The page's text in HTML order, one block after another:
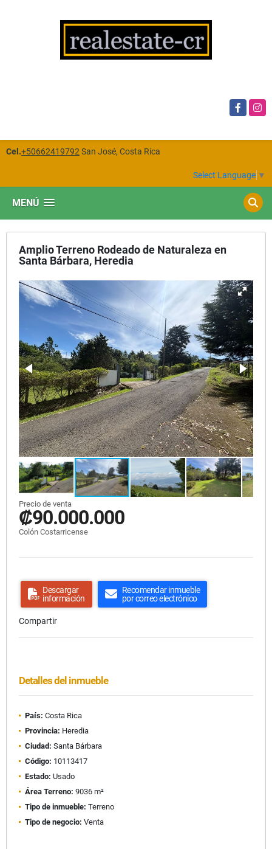
Facebook
Cel.+50662419792 San José, Costa Rica
Select Language ▼
MENÚ
Amplio Terreno Rodeado de Naturaleza en
Santa Bárbara, Heredia
Precio de venta
₡90.000.000
Colón Costarricense
Descargar
información
Recomendar inmueble
por correo electrónico
Compartir
Detalles del inmueble
País: Costa Rica
Provincia: Heredia
Ciudad: Santa Bárbara
Código: 10113417
Estado: Usado
Área Terreno: 9036 m²
Tipo de inmueble: Terreno
Tipo de negocio: Venta